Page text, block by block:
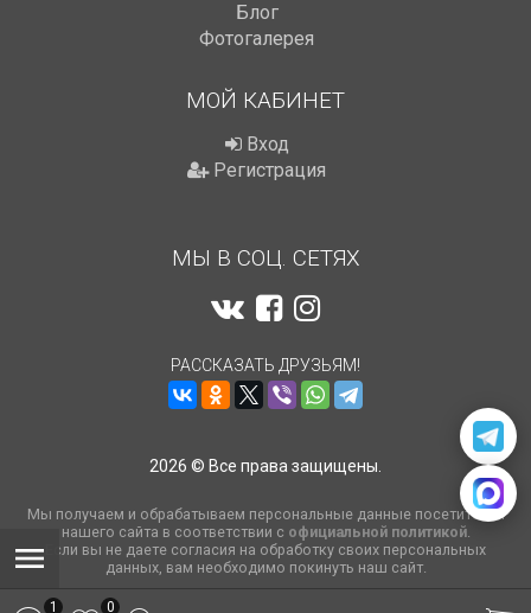
Блог
Фотогалерея
МОЙ КАБИНЕТ
Вход
Регистрация
МЫ В СОЦ. СЕТЯХ
РАССКАЗАТЬ ДРУЗЬЯМ!
2026 © Все права защищены.
Мы получаем и обрабатываем персональные данные посетителей
нашего сайта в соответствии с официальной политикой.
Если вы не даете согласия на обработку своих персональных
данных, вам необходимо покинуть наш сайт.
1 0